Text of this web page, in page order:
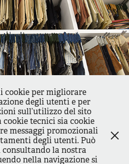
Back to Top
cookie per migliorare
degli utenti e per
sull’utilizzo del sito
tecnici sia cookie
messaggi promozionali
degli utenti. Può
consultando la nostra
nella navigazione si